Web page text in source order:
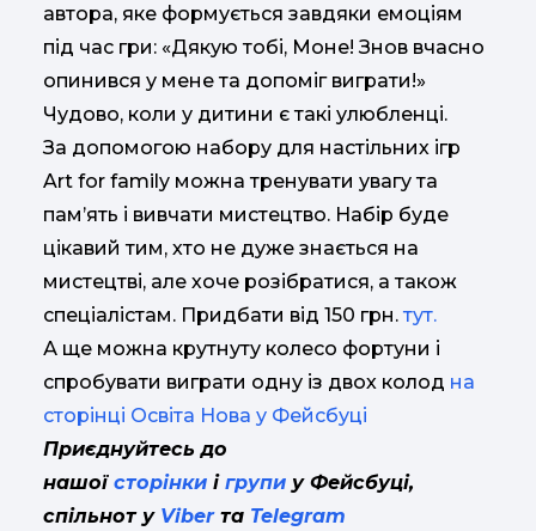
автора, яке формується завдяки емоціям
під час гри: «Дякую тобі, Моне! Знов вчасно
опинився у мене та допоміг виграти!»
Чудово, коли у дитини є такі улюбленці.
За допомогою набору для настільних ігр
Art for family можна тренувати увагу та
пам’ять і вивчати мистецтво. Набір буде
цікавий тим, хто не дуже знається на
мистецтві, але хоче розібратися, а також
спеціалістам. Придбати від 150 грн. тут.
А ще можна крутнуту колесо фортуни і
спробувати виграти одну із двох колод на
сторінці Освіта Нова у Фейсбуці
Приєднуйтесь до
нашої сторінки і групи у Фейсбуці,
спільнот у Viberта Telegram